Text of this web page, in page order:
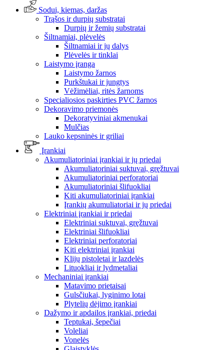
Sodui, kiemas, daržas
Trąšos ir durpių substratai
Durpių ir žemių substratai
Šiltnamiai, plėvelės
Šiltnamiai ir jų dalys
Plėvelės ir tinklai
Laistymo įranga
Laistymo žarnos
Purkštukai ir jungtys
Vėžimėliai, ritės žarnoms
Specialiosios paskirties PVC žarnos
Dekoravimo priemonės
Dekoratyviniai akmenukai
Mulčias
Lauko kepsninės ir griliai
Įrankiai
Akumuliatoriniai įrankiai ir jų priedai
Akumuliatoriniai suktuvai, gręžtuvai
Akumuliatoriniai perforatoriai
Akumuliatoriniai šlifuokliai
Kiti akumuliatoriniai įrankiai
Įrankių akumuliatoriai ir jų priedai
Elektriniai įrankiai ir priedai
Elektriniai suktuvai, gręžtuvai
Elektriniai šlifuokliai
Elektriniai perforatoriai
Kiti elektriniai įrankiai
Klijų pistoletai ir lazdelės
Lituokliai ir lydmetaliai
Mechaniniai įrankiai
Matavimo prietaisai
Gulsčiukai, lyginimo lotai
Plytelių dėjimo įrankiai
Dažymo ir apdailos įrankiai, priedai
Teptukai, šepečiai
Voleliai
Vonelės